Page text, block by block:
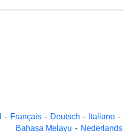
- Français - Deutsch - Italiano -
Bahasa Melayu - Nederlands